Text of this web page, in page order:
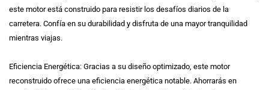
este motor está construido para resistir los desafíos diarios de la
carretera. Confía en su durabilidad y disfruta de una mayor tranquilidad
mientras viajas.
Eficiencia Energética: Gracias a su diseño optimizado, este motor
reconstruido ofrece una eficiencia energética notable. Ahorrarás en